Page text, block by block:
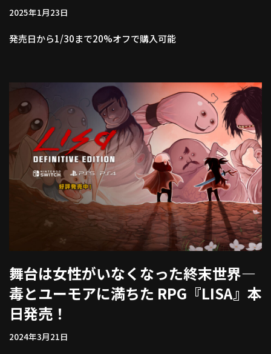
2025年1月23日
発売日から1/30まで20%オフで購入可能
舞台は女性がいなくなった終末世界―
毒とユーモアに満ちた RPG『LISA』本
日発売！
2024年3月21日